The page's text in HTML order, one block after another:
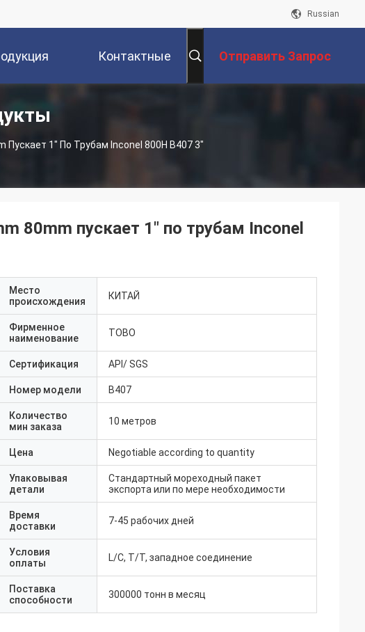
Russian
Контактные Отправить Запрос
1" По Трубам Inconel 800H B407 3"
80mm пускает 1" по трубам Inconel
Место
происхождения
КИТАЙ
Фирменное
наименование
TOBO
Сертификация API/ SGS
Номер модели B407
Количество
мин заказа
10 метров
Цена Negotiable according to quantity
Упаковывая
детали
Стандартный мореходный пакет
экспорта или по мере необходимости
Время
доставки
7-45 рабочих дней
Условия
оплаты
L/C, T/T, западное соединение
Поставка
способности
300000 тонн в месяц